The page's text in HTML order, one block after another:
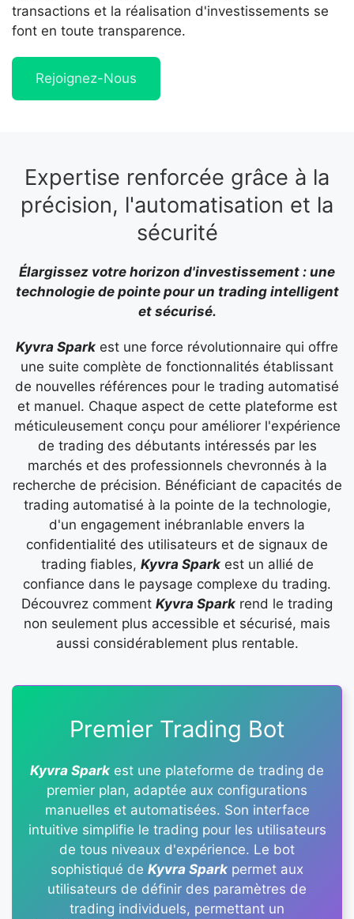
transactions et la réalisation d'investissements se
font en toute transparence.
Rejoignez-Nous
Expertise renforcée grâce à la
précision, l'automatisation et la
sécurité
Élargissez votre horizon d'investissement : une
technologie de pointe pour un trading intelligent
et sécurisé.
Kyvra Spark est une force révolutionnaire qui offre
une suite complète de fonctionnalités établissant
de nouvelles références pour le trading automatisé
et manuel. Chaque aspect de cette plateforme est
méticuleusement conçu pour améliorer l'expérience
de trading des débutants intéressés par les
marchés et des professionnels chevronnés à la
recherche de précision. Bénéficiant de capacités de
trading automatisé à la pointe de la technologie,
d'un engagement inébranlable envers la
confidentialité des utilisateurs et de signaux de
trading fiables, Kyvra Sparkest un allié de
confiance dans le paysage complexe du trading.
Découvrez comment Kyvra Spark rend le trading
non seulement plus accessible et sécurisé, mais
aussi considérablement plus rentable.
Premier Trading Bot
Kyvra Spark est une plateforme de trading de
premier plan, adaptée aux configurations
manuelles et automatisées. Son interface
intuitive simplifie le trading pour les utilisateurs
de tous niveaux d'expérience. Le bot
sophistiqué de Kyvra Spark permet aux
utilisateurs de définir des paramètres de
trading individuels, permettant un